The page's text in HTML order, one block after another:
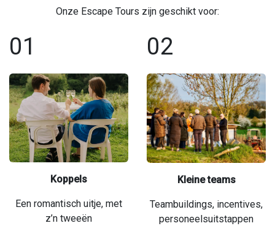
Onze Escape Tours zijn geschikt voor:
01
Koppels
Een romantisch uitje, met
z’n tweeën
02
Kleine teams
Teambuildings, incentives,
personeelsuitstappen